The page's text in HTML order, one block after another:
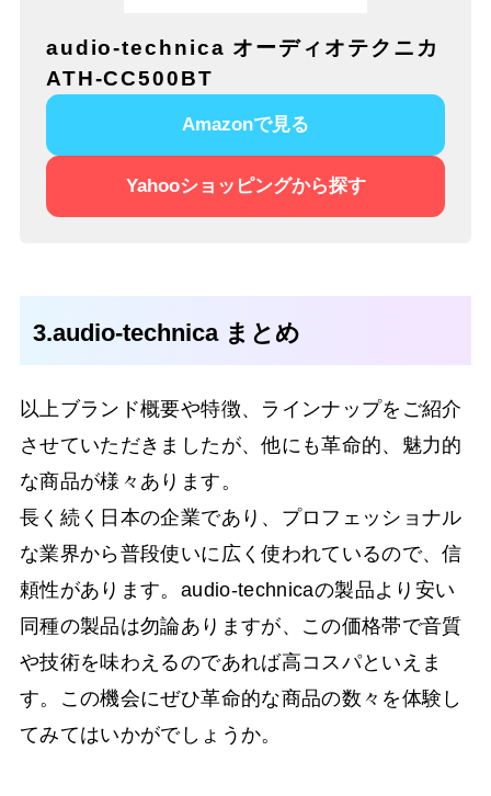
audio-technica オーディオテクニカ
ATH-CC500BT
Amazonで見る
Yahooショッピングから探す
3.audio-technica まとめ
以上ブランド概要や特徴、ラインナップをご紹介
させていただきましたが、他にも革命的、魅力的
な商品が様々あります。
長く続く日本の企業であり、プロフェッショナル
な業界から普段使いに広く使われているので、信
頼性があります。audio-technicaの製品より安い
同種の製品は勿論ありますが、この価格帯で音質
や技術を味わえるのであれば高コスパといえま
す。この機会にぜひ革命的な商品の数々を体験し
てみてはいかがでしょうか。